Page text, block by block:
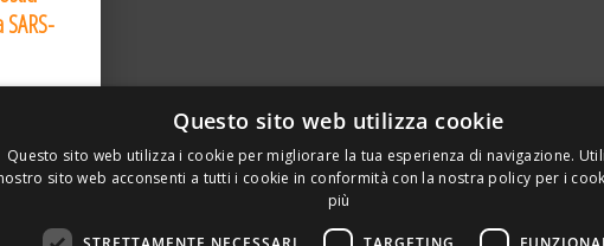
Questo sito web utilizza cookie
Questo sito web utilizza i cookie per migliorare la tua esperienza di navigazione.
sito web acconsenti a tutti i cookie in conformità con la nostra policy per i
più